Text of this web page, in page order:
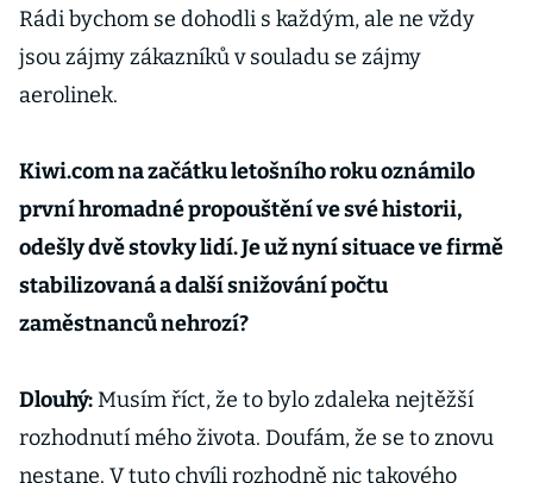
Rádi bychom se dohodli s každým, ale ne vždy
jsou zájmy zákazníků v souladu se zájmy
aerolinek.
Kiwi.com na začátku letošního roku oznámilo
první hromadné propouštění ve své historii,
odešly dvě stovky lidí. Je už nyní situace ve firmě
stabilizovaná a další snižování počtu
zaměstnanců nehrozí?
Dlouhý:Musím říct, že to bylo zdaleka nejtěžší
rozhodnutí mého života. Doufám, že se to znovu
nestane. V tuto chvíli rozhodně nic takového